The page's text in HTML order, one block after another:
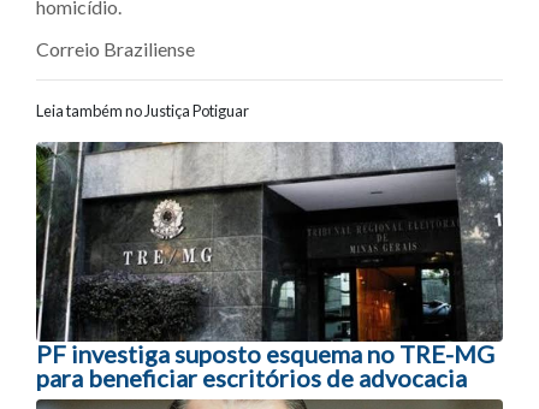
homicídio.
Correio Braziliense
Leia também no Justiça Potiguar
Navegação entre posts
PF investiga suposto esquema no TRE-MG
para beneficiar escritórios de advocacia